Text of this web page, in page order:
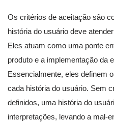
Os critérios de aceitação são
história do usuário deve
Eles atuam como uma ponte
produto e a implementação da
Essencialmente, eles definem
cada história do usuário. Sem
definidos, uma história do
interpretações, levando a mal-